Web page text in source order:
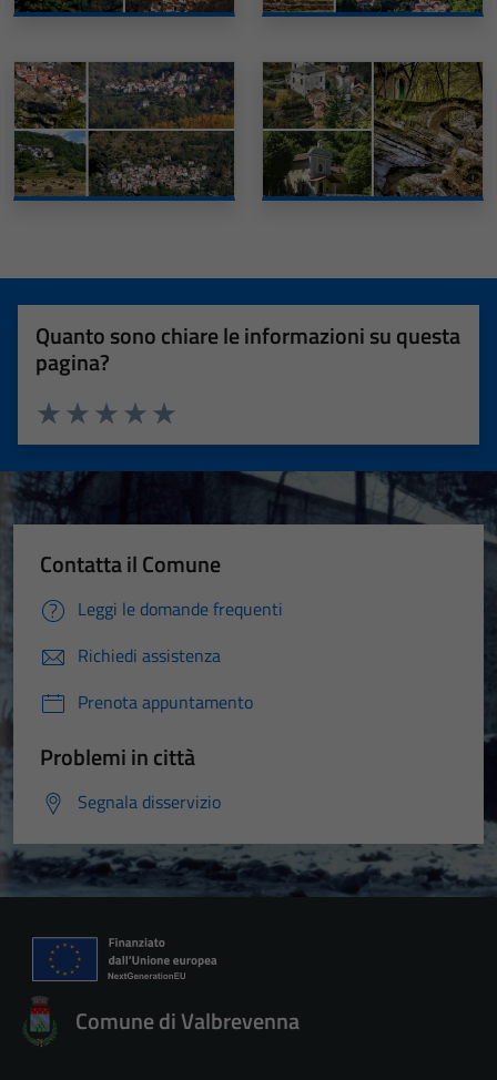
Quanto sono chiare le informazioni su questa
pagina?
Valuta 5 stelle su 5
Valuta 4 stelle su 5
Valuta 3 stelle su 5
Valuta 2 stelle su 5
Valuta 1 stelle su 5
Contatta il Comune
Leggi le domande frequenti
Richiedi assistenza
Prenota appuntamento
Problemi in città
Segnala disservizio
Comune di Valbrevenna